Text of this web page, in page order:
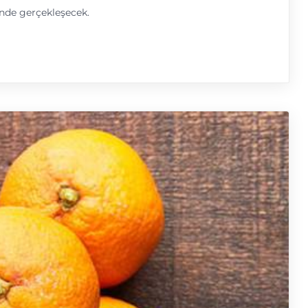
gerçekleşecek.